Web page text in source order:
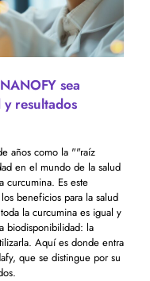
sea
resultados
años como la ""raíz
en el mundo de la salud
curcumina. Es este
beneficios para la salud
la curcumina es igual y
biodisponibilidad: la
Aquí es donde entra
que se distingue por su